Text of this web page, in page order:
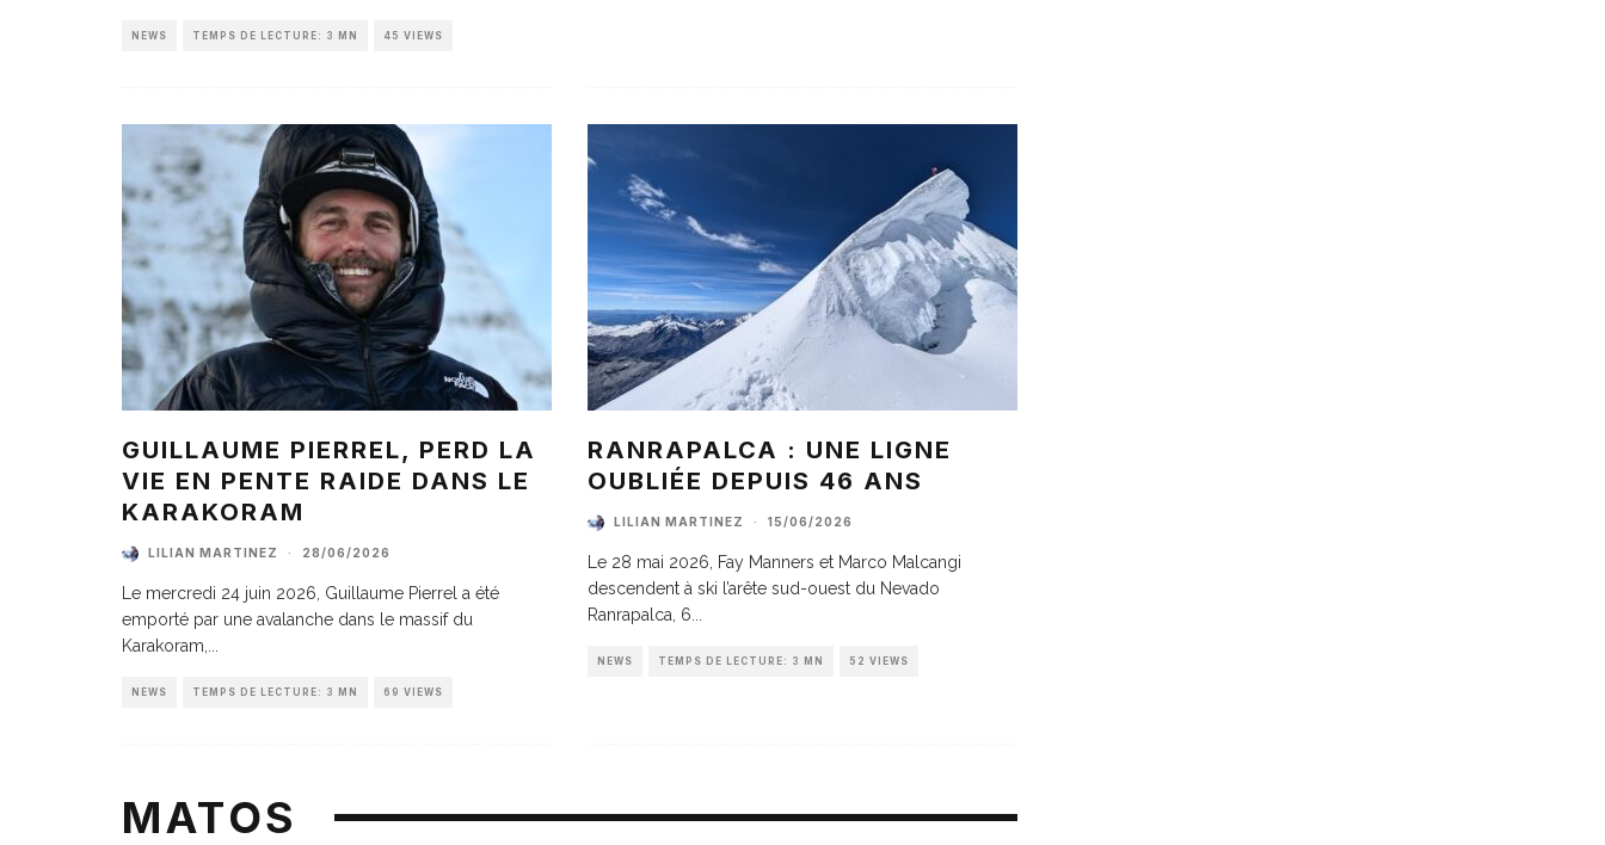
NEWS TEMPS DE LECTURE: 3 MN 45 VIEWS
GUILLAUME PIERREL, PERD LA
VIE EN PENTE RAIDE DANS LE
KARAKORAM
LILIAN MARTINEZ · 28/06/2026
Le mercredi 24 juin 2026, Guillaume Pierrel a été
emporté par une avalanche dans le massif du
Karakoram,
NEWS TEMPS DE LECTURE: 3 MN 69 VIEWS
RANRAPALCA : UNE LIGNE
OUBLIÉE DEPUIS 46 ANS
LILIAN MARTINEZ · 15/06/2026
Le 28 mai 2026, Fay Manners et Marco Malcangi
descendent à ski l’arête sud-ouest du Nevado
Ranrapalca, 6
NEWS TEMPS DE LECTURE: 3 MN 52 VIEWS
MATOS